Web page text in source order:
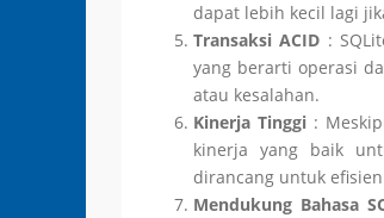
dapat lebih kecil lagi
Transaksi ACID :
yang berarti operasi
atau kesalahan.
Kinerja Tinggi:
kinerja yang baik
dirancang untuk
Mendukung Bahasa